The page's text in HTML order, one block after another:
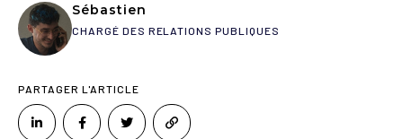
Sébastien
CHARGÉ DES RELATIONS PUBLIQUES
PARTAGER L'ARTICLE